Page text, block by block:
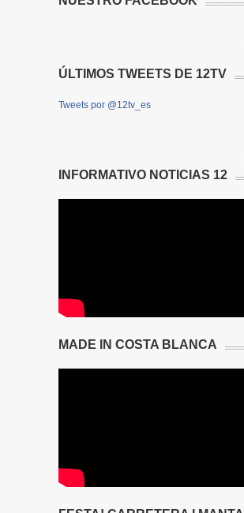
ÚLTIMOS TWEETS DE 12TV
Tweets por @12tv_es
INFORMATIVO NOTICIAS 12
MADE IN COSTA BLANCA